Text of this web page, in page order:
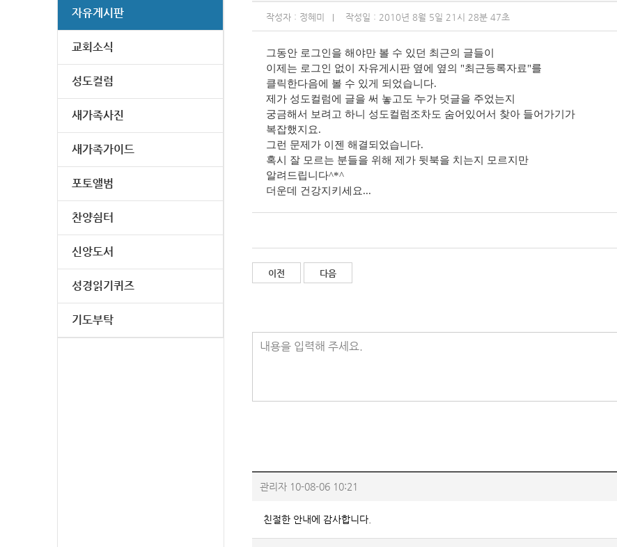
자유게시판
교회소식
성도컬럼
새가족사진
새가족가이드
포토앨범
찬양쉼터
신앙도서
성경읽기퀴즈
기도부탁
작성자 : 정혜미 작성일 : 2010년 8월 5일 21시 28분 47초
그동안 로그인을 해야만 볼 수 있던 최근의 글들이
이제는 로그인 없이 자유게시판 옆에 옆의 "최근등록자료"를
클릭한다음에 볼 수 있게 되었습니다.
제가 성도컬럼에 글을 써 놓고도 누가 덧글을 주었는지
궁금해서 보려고 하니 성도컬럼조차도 숨어있어서 찾아 들어가기가
복잡했지요.
그런 문제가 이젠 해결되었습니다.
혹시 잘 모르는 분들을 위해 제가 뒷북을 치는지 모르지만
알려드립니다^*^
더운데 건강지키세요...
이전 다음
내용을 입력해 주세요.
관리자 10-08-06 10:21
친절한 안내에 감사합니다.